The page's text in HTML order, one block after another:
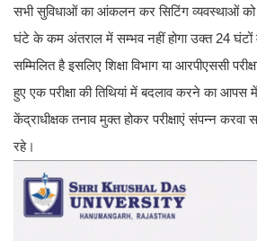
सभी सुविधाओं का आंकलन कर सिटिंग व्यवस्थाओं को
घंटे के कम अंतराल में सम्भव नहीं होगा उक्त 24 घंटों
सम्मिलित है इसलिए शिक्षा विभाग या आरपीएससी
हुए एक परीक्षा की तिथियां में बदलाव करने का आपस
केंद्राधीक्षक तनाव मुक्त होकर परीक्षाएं संपन्न करवा
रहे।